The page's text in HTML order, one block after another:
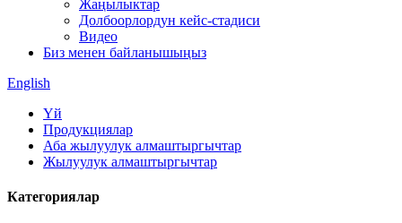
Жаңылыктар
Долбоорлордун кейс-стадиси
Видео
Биз менен байланышыңыз
English
Үй
Продукциялар
Аба жылуулук алмаштыргычтар
Жылуулук алмаштыргычтар
Категориялар